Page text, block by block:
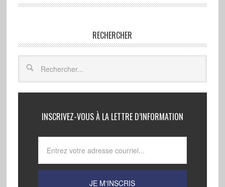
RECHERCHER
INSCRIVEZ-VOUS À LA LETTRE D’INFORMATION